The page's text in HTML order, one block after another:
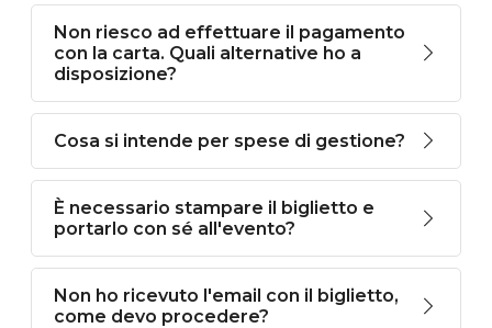
Non riesco ad effettuare il pagamento
con la carta. Quali alternative ho a
disposizione?
Cosa si intende per spese di gestione?
È necessario stampare il biglietto e
portarlo con sé all'evento?
Non ho ricevuto l'email con il biglietto,
come devo procedere?